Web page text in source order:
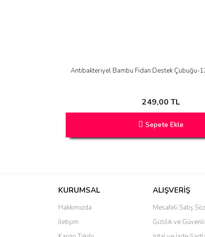
Antibakteriyel Bambu Fidan Destek Çubuğu-
249,00 TL
Sepete Ekle
KURUMSAL
Hakkımızda
İletişim
ALIŞVERİŞ
Mesafeli Satış
Gizlilik ve